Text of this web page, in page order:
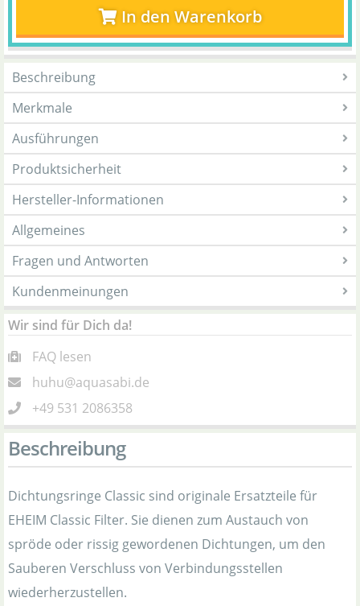
In den Warenkorb
Beschreibung
Merkmale
Ausführungen
Produktsicherheit
Hersteller-Informationen
Allgemeines
Fragen und Antworten
Kundenmeinungen
Wir sind für Dich da!
FAQ lesen
huhu@aquasabi.de
+49 531 2086358
Beschreibung
Dichtungsringe Classic sind originale Ersatzteile für
EHEIM Classic Filter. Sie dienen zum Austauch von
spröde oder rissig gewordenen Dichtungen, um den
Sauberen Verschluss von Verbindungsstellen
wiederherzustellen.